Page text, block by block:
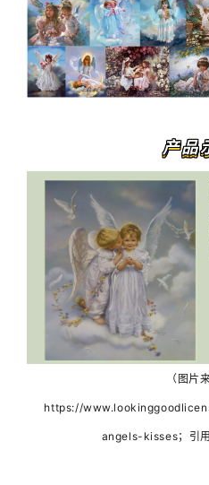
产品
（图片
https://
angels-kisses；引